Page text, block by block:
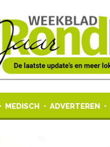
MEDISCH ADVERTEREN